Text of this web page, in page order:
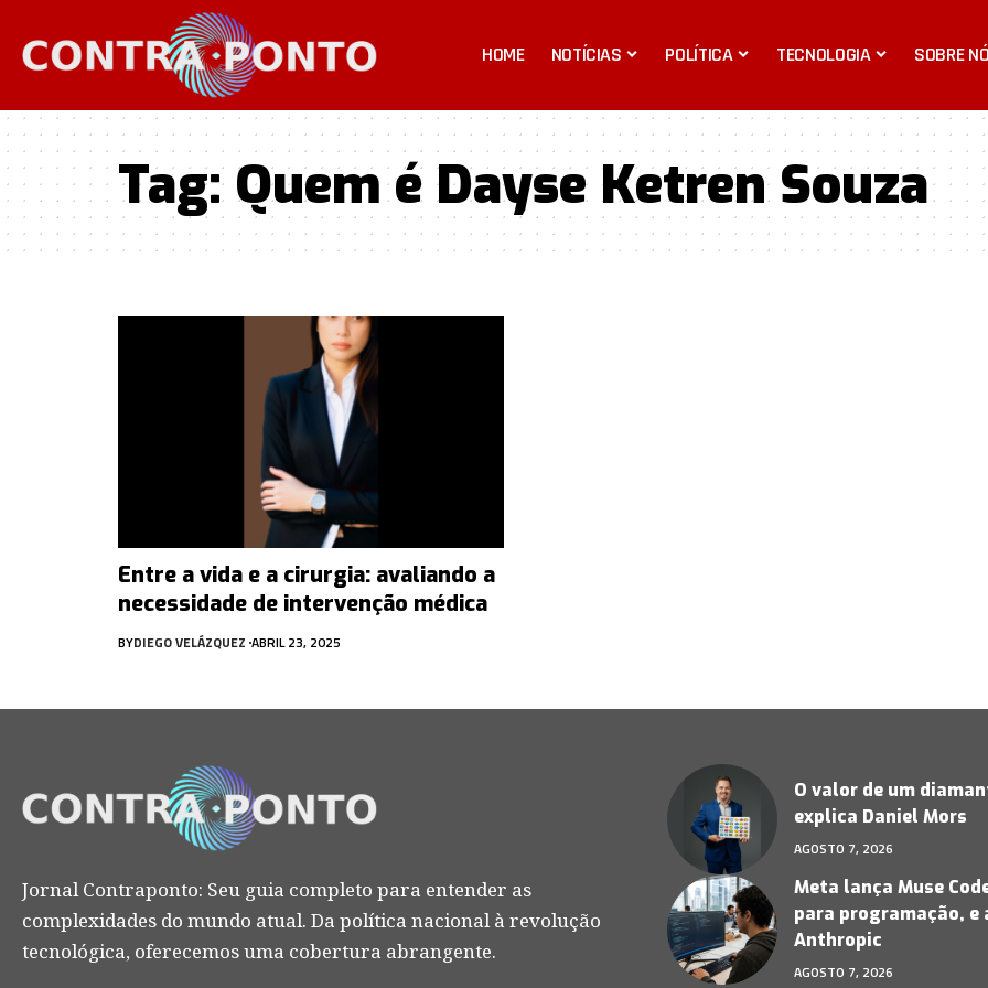
HOME NOTÍCIAS POLÍTICA TECNOLOGIA SOBRE
Tag:Quem é Dayse Ketren Souza
Entre a vida e a cirurgia: avaliando a
necessidade de intervenção médica
BYDIEGO VELÁZQUEZ ABRIL 23, 2025
Jornal Contraponto: Seu guia completo para entender as
complexidades do mundo atual. Da política nacional à revolução
tecnológica, oferecemos uma cobertura abrangente.
O valor de um
explica Daniel Mors
AGOSTO 7, 2026
Meta lança Muse
para programação, e
Anthropic
AGOSTO 7, 2026